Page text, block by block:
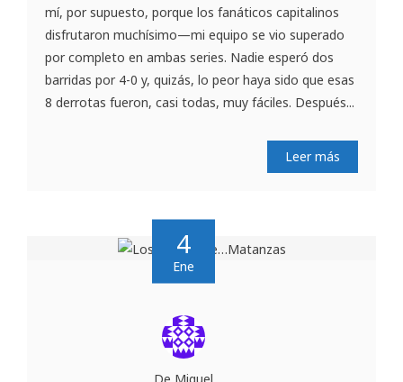
mí, por supuesto, porque los fanáticos capitalinos
disfrutaron muchísimo—mi equipo se vio superado
por completo en ambas series. Nadie esperó dos
barridas por 4-0 y, quizás, lo peor haya sido que esas
8 derrotas fueron, casi todas, muy fáciles. Después...
Leer más
4
Ene